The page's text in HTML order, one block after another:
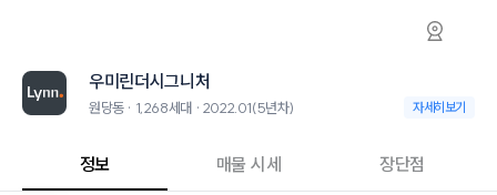
원당동 우미린더시그니처 아파트 시세·실거래
우미린더시그니처는 원당동에 위치한 1,268세대 대단지 아파트로,
2026년 8월 7일 기준 29평형의 매매 시세는 7.1억, 전세는 3.8억입니
인근 학군으로는 인천한별초등학교, 원당중학교, 인천원당고등학교가
최고 29층, 용적률 211%, 건폐율 15%의 단지입니다.
우미린더시그니처
우미린더시그니처
원당동 · 1,268세대 · 2022.01(5년차) 원당동 · 1,268
자세히보기
정보 매물 시세 장단점